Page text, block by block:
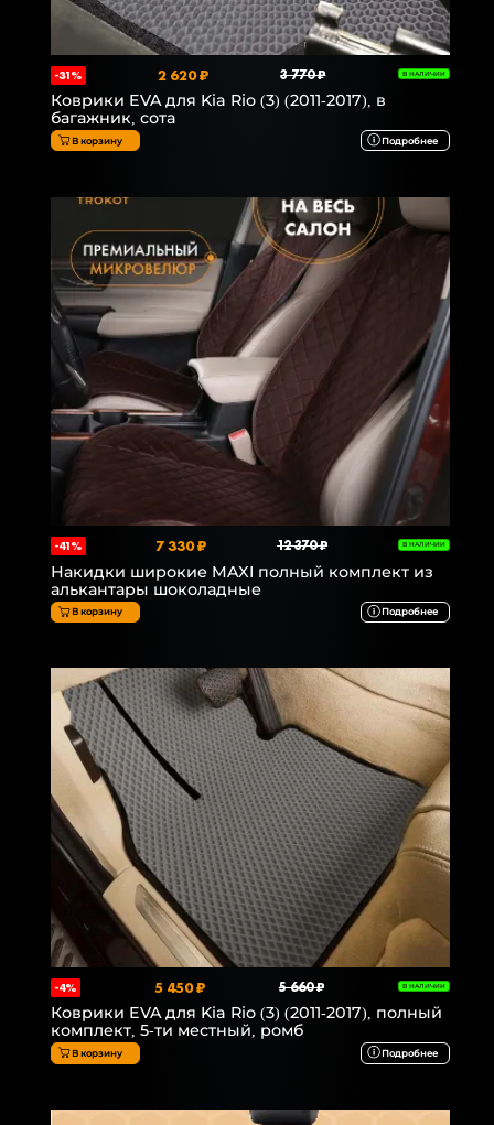
-31% 2 620 ₽ 3 770 ₽ В НАЛИЧИИ
Коврики EVA для Kia Rio (3) (2011-2017), в
багажник, сота
В корзину Подробнее
-41% 7 330 ₽ 12 370 ₽ В НАЛИЧИИ
Накидки широкие MAXI полный комплект из
алькантары шоколадные
В корзину Подробнее
-4% 5 450 ₽ 5 660 ₽ В НАЛИЧИИ
Коврики EVA для Kia Rio (3) (2011-2017), полный
комплект, 5-ти местный, ромб
В корзину Подробнее